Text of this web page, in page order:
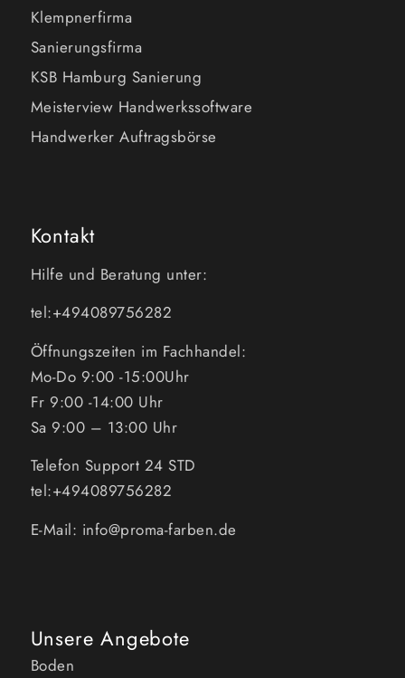
Klempnerfirma
Sanierungsfirma
KSB Hamburg Sanierung
Meisterview Handwerkssoftware
Handwerker Auftragsbörse
Kontakt
Hilfe und Beratung unter:
tel:+494089756282
Öffnungszeiten im Fachhandel:
Mo-Do 9:00 -15:00Uhr
Fr 9:00 -14:00 Uhr
Sa 9:00 – 13:00 Uhr
Telefon Support 24 STD
tel:+494089756282
E-Mail: info@proma-farben.de
Unsere Angebote
Boden